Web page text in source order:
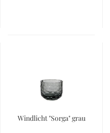
Windlicht "Sorga" grau